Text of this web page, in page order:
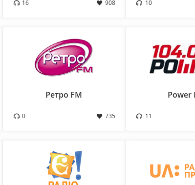
16 908 10
Ретро FM
0 735
Power
11